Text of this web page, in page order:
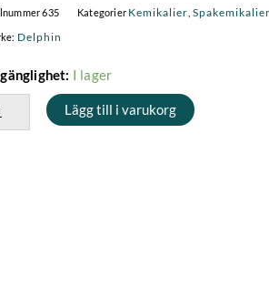
635 Kategorier Kemikalier Spakemikalier
Delphin
I lager
Lägg till i varukorg